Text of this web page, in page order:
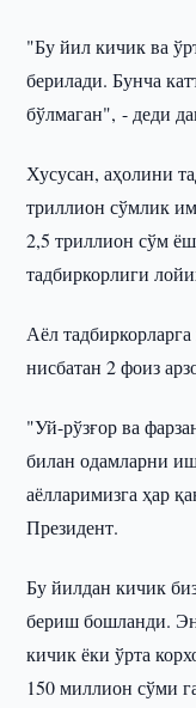
"Бу йил кичик ва
берилади. Бунча
бўлмаган", - деди
Хусусан, аҳолини
триллион сўмлик
2,5 триллион сўм
тадбиркорлиги
Аёл
нисбатан 2 фоиз
"Уй-рўзғор ва
билан одамларни
аёлларимизга ҳар
Президент.
Бу йилдан кичик
бериш бошланди.
кичик ёки ўрта
150 миллион сўми